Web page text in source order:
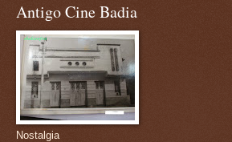
Antigo Cine Badia
Nostalgia